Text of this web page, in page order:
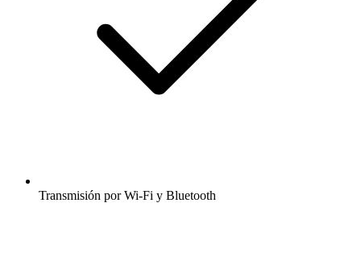
Transmisión por Wi-Fi y Bluetooth